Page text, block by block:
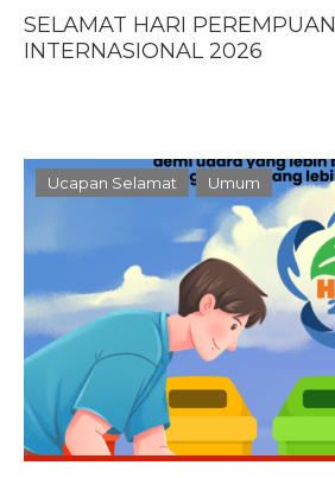
SELAMAT HARI PEREMPUAN
INTERNASIONAL 2026
Ucapan Selamat Umum